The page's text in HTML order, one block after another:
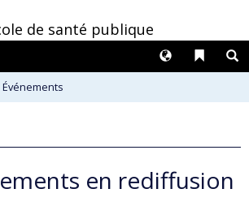
de santé publique
Liens
Langues
Événements
en rediffusion